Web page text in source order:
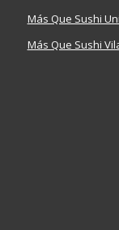
Más Que Sushi
Más Que Sushi